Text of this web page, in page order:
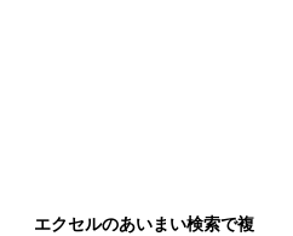
エクセルのあいまい検索で複